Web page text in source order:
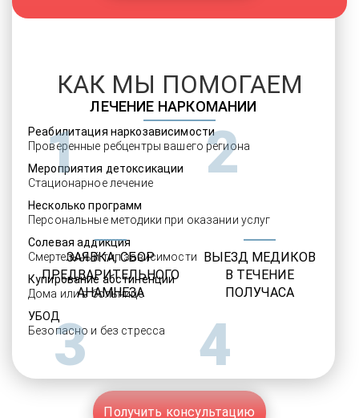
ЛЕЧЕНИЕ НАРКОМАНИИ
Реабилитация наркозависимости
Проверенные ребцентры вашего региона
Мероприятия детоксикации
Стационарное лечение
Несколько программ
Персональные методики при оказании услуг
Солевая аддикция
Смертельный тип зависимости
Купирование абстиненции
Дома или в больнице
УБОД
Безопасно и без стресса
Получить консультацию
КАК МЫ ПОМОГАЕМ
1
ЗАЯВКА, СБОР
ПРЕДВАРИТЕЛЬНОГО
АНАМНЕЗА
2
ВЫЕЗД МЕДИКОВ
В ТЕЧЕНИЕ
ПОЛУЧАСА
3 4